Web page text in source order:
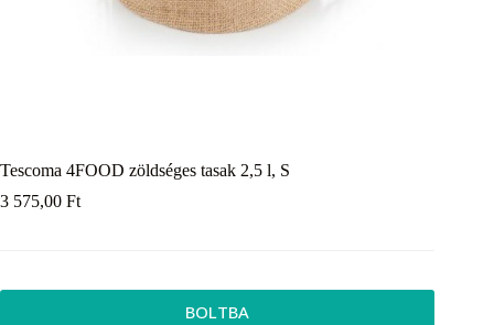
Tescoma 4FOOD zöldséges tasak 2,5 l, S
3 575,00 Ft
BOLTBA